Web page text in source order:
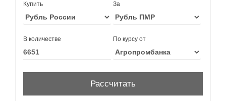
Купить За
В количестве По курсу от